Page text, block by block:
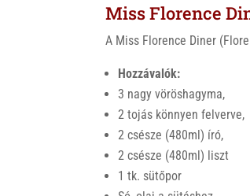
Miss Florence
A Miss Florence Diner
Hozzávalók:
3 nagy vöröshagyma,
2 tojás könnyen felverve,
2 csésze (480ml) író,
2 csésze (480ml) liszt
1 tk. sütőpor